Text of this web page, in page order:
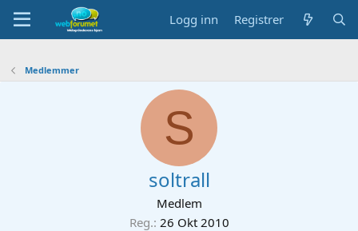
Logg inn Registrer
Medlemmer
S
soltrall
Medlem
Reg. 26 Okt 2010